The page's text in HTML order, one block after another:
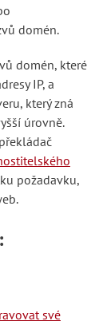
domén.
domén, které
IP, a
který zná
úrovně.
požadavku,
své